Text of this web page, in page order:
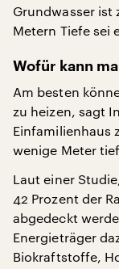
Grundwasser ist
Metern Tiefe sei
Wofür kann
Am besten
zu heizen, sagt
Einfamilienhaus
wenige Meter
Laut einer
42 Prozent der
abgedeckt
Energieträger
Biokraftstoffe,